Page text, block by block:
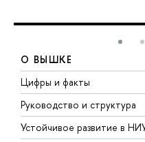
О ВЫШКЕ
Цифры и факты
Руководство и структура
Устойчивое развитие в